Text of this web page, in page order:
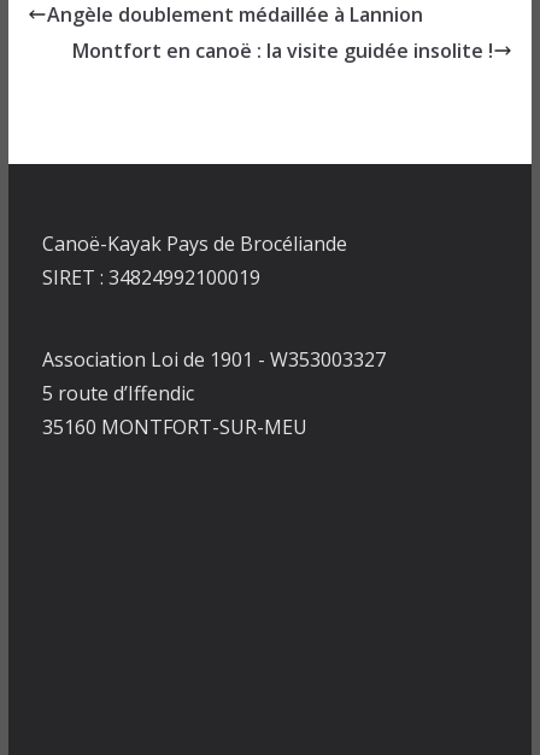
Angèle doublement médaillée à Lannion
Montfort en canoë : la visite guidée insolite !
Canoë-Kayak Pays de Brocéliande
SIRET : 34824992100019
Association Loi de 1901 - W353003327
5 route d’Iffendic
35160 MONTFORT-SUR-MEU